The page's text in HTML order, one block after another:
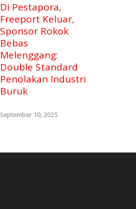
Di Pestapora,
Freeport Keluar,
Sponsor Rokok
Bebas
Melenggang:
Double Standard
Penolakan Industri
Buruk
September 10, 2025